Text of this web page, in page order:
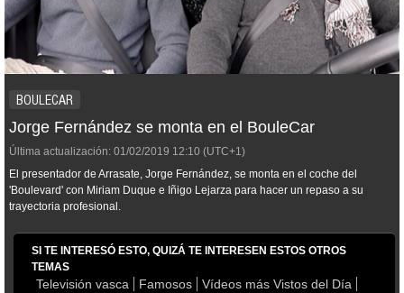
BOULECAR
Jorge Fernández se monta en el BouleCar
Última actualización: 01/02/2019 12:10 (UTC+1)
El presentador de Arrasate, Jorge Fernández, se monta en el coche del
'Boulevard' con Miriam Duque e Iñigo Lejarza para hacer un repaso a su
trayectoria profesional.
SI TE INTERESÓ ESTO, QUIZÁ TE INTERESEN ESTOS OTROS
TEMAS
Televisión vasca Famosos
Vídeos más Vistos del Día